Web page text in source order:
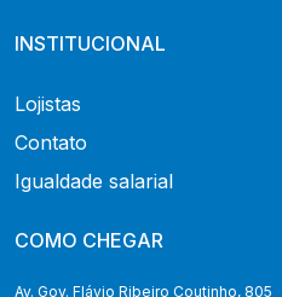
INSTITUCIONAL
Lojistas
Contato
Igualdade salarial
COMO CHEGAR
Av. Gov. Flávio Ribeiro Coutinho, 805